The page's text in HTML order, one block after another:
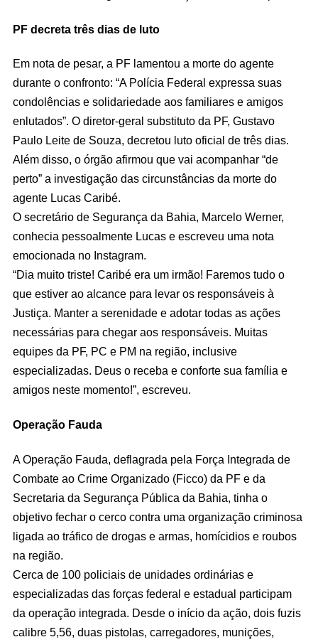
PF decreta três dias de luto
Em nota de pesar, a PF lamentou a morte do agente
durante o confronto: “A Polícia Federal expressa suas
condolências e solidariedade aos familiares e amigos
enlutados”. O diretor-geral substituto da PF, Gustavo
Paulo Leite de Souza, decretou luto oficial de três dias.
Além disso, o órgão afirmou que vai acompanhar “de
perto” a investigação das circunstâncias da morte do
agente Lucas Caribé.
O secretário de Segurança da Bahia, Marcelo Werner,
conhecia pessoalmente Lucas e escreveu uma nota
emocionada no Instagram.
“Dia muito triste! Caribé era um irmão! Faremos tudo o
que estiver ao alcance para levar os responsáveis à
Justiça. Manter a serenidade e adotar todas as ações
necessárias para chegar aos responsáveis. Muitas
equipes da PF, PC e PM na região, inclusive
especializadas. Deus o receba e conforte sua família e
amigos neste momento!”, escreveu.
Operação Fauda
A Operação Fauda, deflagrada pela Força Integrada de
Combate ao Crime Organizado (Ficco) da PF e da
Secretaria da Segurança Pública da Bahia, tinha o
objetivo fechar o cerco contra uma organização criminosa
ligada ao tráfico de drogas e armas, homícidios e roubos
na região.
Cerca de 100 policiais de unidades ordinárias e
especializadas das forças federal e estadual participam
da operação integrada. Desde o início da ação, dois fuzis
calibre 5,56, duas pistolas, carregadores, munições,